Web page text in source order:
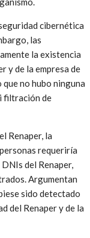
cibernética
las
la existencia
y de la empresa de
no hubo ninguna
filtración de
Renaper, la
requeriría
del Renaper,
Argumentan
sido detectado
del Renaper y de la